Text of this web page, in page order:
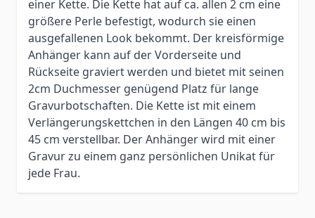
einer Kette. Die Kette hat auf ca. allen 2 cm eine
größere Perle befestigt, wodurch sie einen
ausgefallenen Look bekommt. Der kreisförmige
Anhänger kann auf der Vorderseite und
Rückseite graviert werden und bietet mit seinen
2cm Duchmesser genügend Platz für lange
Gravurbotschaften. Die Kette ist mit einem
Verlängerungskettchen in den Längen 40 cm bis
45 cm verstellbar. Der Anhänger wird mit einer
Gravur zu einem ganz persönlichen Unikat für
jede Frau.